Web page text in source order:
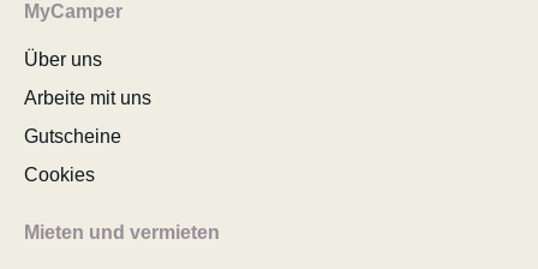
MyCamper
Über uns
Arbeite mit uns
Gutscheine
Cookies
Mieten und vermieten